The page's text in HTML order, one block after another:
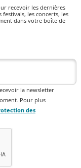
recevoir les dernières
festivals, les concerts, les
dans votre boîte de
la newsletter
Pour plus
des